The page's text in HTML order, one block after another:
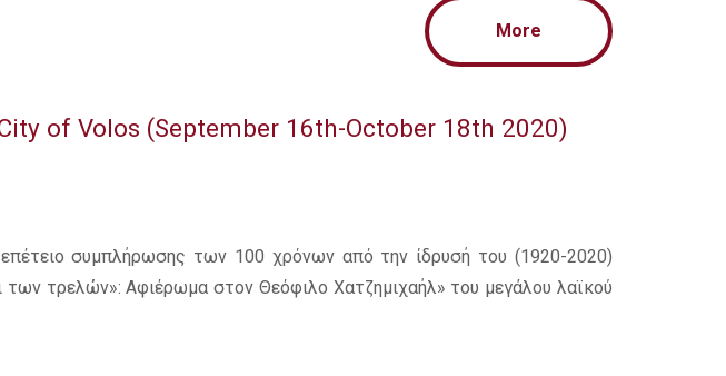
More
of Volos (September 16th-October 18th 2020)
συμπλήρωσης των 100 χρόνων από την ίδρυσή του (1920-2020)
τρελών»: Αφιέρωμα στον Θεόφιλο Χατζημιχαήλ» του μεγάλου λαϊκού